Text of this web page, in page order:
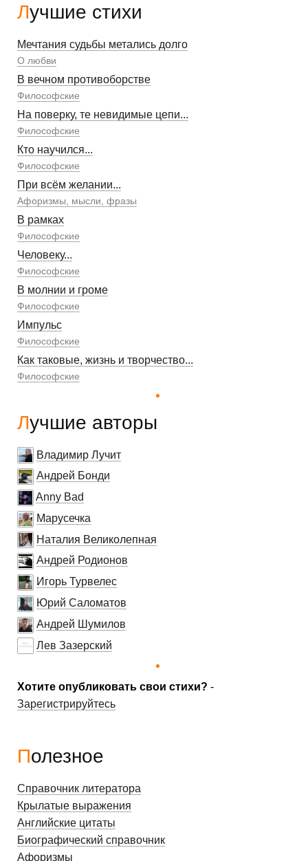
Лучшие стихи
Мечтания судьбы метались долго
О любви
В вечном противоборстве
Философские
На поверку, те невидимые цепи...
Философские
Кто научился...
Философские
При всём желании...
Афоризмы, мысли, фразы
В рамках
Философские
Человеку...
Философские
В молнии и громе
Философские
Импульс
Философские
Как таковые, жизнь и творчество...
Философские
Лучшие авторы
Владимир Лучит
Андрей Бонди
Anny Bad
Марусечка
Наталия Великолепная
Андрей Родионов
Игорь Турвелес
Юрий Саломатов
Андрей Шумилов
Лев Зазерский
Хотите опубликовать свои стихи? -
Зарегистрируйтесь
Полезное
Справочник литератора
Крылатые выражения
Английские цитаты
Биографический справочник
Афоризмы